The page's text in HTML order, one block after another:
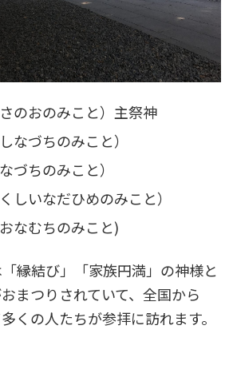
のおのみこと）主祭神
なづちのみこと）
づちのみこと）
しいなだひめのみこと）
なむちのみこと)
縁結び」「家族円満」の神様と
まつりされていて、全国から
くの人たちが参拝に訪れます。